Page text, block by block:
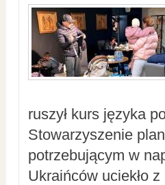
ruszył kurs języka
Stowarzyszenie
potrzebującym w
Ukraińców uciekło